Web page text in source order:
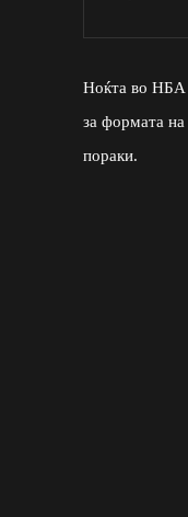
Ноќта во НБА
за формата на
пораки.